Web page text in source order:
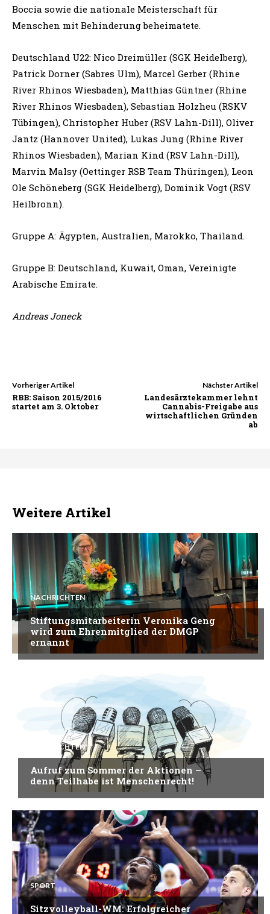
Boccia sowie die nationale Meisterschaft für
Menschen mit Behinderung beheimatete.
Deutschland U22: Nico Dreimüller (SGK Heidelberg),
Patrick Dorner (Sabres Ulm), Marcel Gerber (Rhine
River Rhinos Wiesbaden), Matthias Güntner (Rhine
River Rhinos Wiesbaden), Sebastian Holzheu (RSKV
Tübingen), Christopher Huber (RSV Lahn-Dill), Oliver
Jantz (Hannover United), Lukas Jung (Rhine River
Rhinos Wiesbaden), Marian Kind (RSV Lahn-Dill),
Marvin Malsy (Oettinger RSB Team Thüringen), Leon
Ole Schöneberg (SGK Heidelberg), Dominik Vogt (RSV
Heilbronn).
Gruppe A: Ägypten, Australien, Marokko, Thailand.
Gruppe B: Deutschland, Kuwait, Oman, Vereinigte
Arabische Emirate.
Andreas Joneck
Vorheriger Artikel
RBB: Saison 2015/2016
startet am 3. Oktober
Nächster Artikel
Landesärztekammer lehnt
Cannabis-Freigabe aus
wirtschaftlichen Gründen
ab
Weitere Artikel
NACHRICHTEN
Stiftungsmitarbeiterin Veronika Geng
wird zum Ehrenmitglied der DMGP
ernannt
NACHRICHTEN
Aufruf zum Sommer der Aktionen –
denn Teilhabe ist Menschenrecht!
SPORT
Sitzvolleyball-WM: Erfolgreicher